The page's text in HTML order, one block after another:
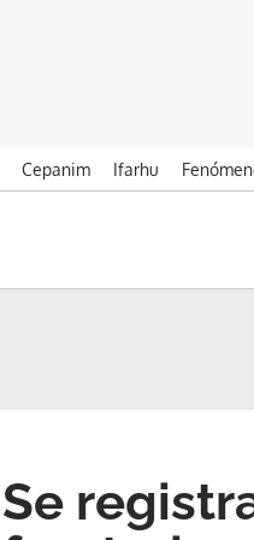
Cepanim Ifarhu
Se